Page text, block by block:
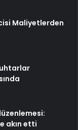
Maliyetlerden
akın etti